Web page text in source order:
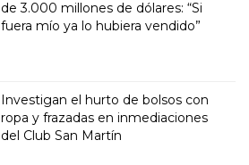
de 3.000 millones de dólares: “Si
fuera mío ya lo hubiera vendido”
Investigan el hurto de bolsos con
ropa y frazadas en inmediaciones
del Club San Martín